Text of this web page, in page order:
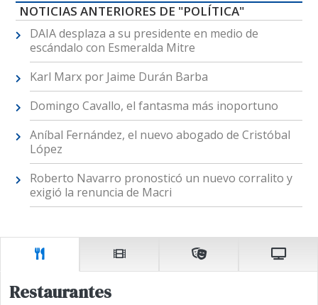
NOTICIAS ANTERIORES DE "POLÍTICA"
DAIA desplaza a su presidente en medio de
escándalo con Esmeralda Mitre
Karl Marx por Jaime Durán Barba
Domingo Cavallo, el fantasma más inoportuno
Aníbal Fernández, el nuevo abogado de Cristóbal
López
Roberto Navarro pronosticó un nuevo corralito y
exigió la renuncia de Macri
Restaurantes